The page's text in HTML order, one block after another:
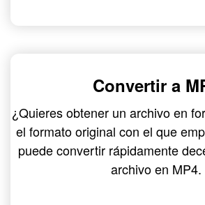
Convertir a
¿Quieres obtener un archivo en
el formato original con el que
puede convertir rápidamente
archivo en MP4.